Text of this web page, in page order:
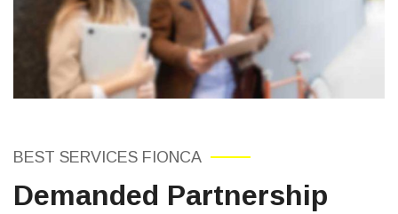
BEST SERVICES FIONCA
Demanded Partnership